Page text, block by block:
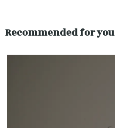
Recommended for you